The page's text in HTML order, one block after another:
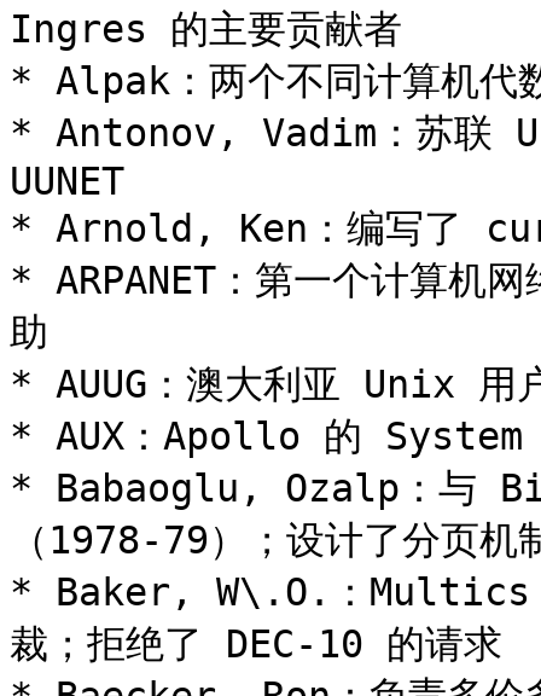
Ingres 的主要贡献者
* Alpak：两个不同计算机代
* Antonov, Vadim：苏联
UUNET
* Arnold, Ken：编写了
* ARPANET：第一个计算机
助
* AUUG：澳大利亚 Unix 用
* AUX：Apollo 的
* Babaoglu, Ozalp：与
（1978-79）；设计了分页机
* Baker, W\.O.：Multics
裁；拒绝了 DEC-10 的请求